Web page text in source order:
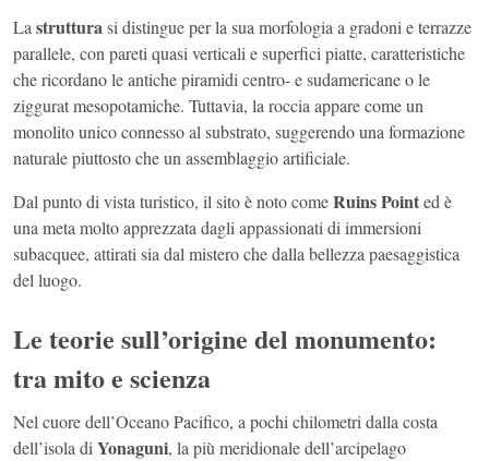
Lastrutturasi distingue per la sua morfologia a gradoni e terrazze
parallele, con pareti quasi verticali e superfici piatte, caratteristiche
che ricordano le antiche piramidi centro- e sudamericane o le
ziggurat mesopotamiche. Tuttavia, la roccia appare come un
monolito unico connesso al substrato, suggerendo una formazione
naturale piuttosto che un assemblaggio artificiale.
Dal punto di vista turistico, il sito è noto comeRuins Pointed è
una meta molto apprezzata dagli appassionati di immersioni
subacquee, attirati sia dal mistero che dalla bellezza paesaggistica
del luogo.
Le teorie sull’origine del monumento:
tra mito e scienza
Nel cuore dell’Oceano Pacifico, a pochi chilometri dalla costa
dell’isola di Yonaguni, la più meridionale dell’arcipelago